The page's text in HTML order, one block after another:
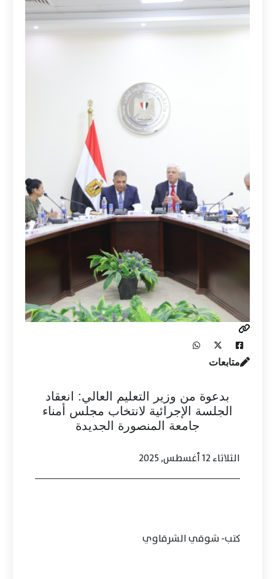
متابعات
بدعوة من وزير التعليم العالي: انعقاد
الجلسة الإجرائية لانتخاب مجلس أمناء
جامعة المنصورة الجديدة
الثلاثاء 12 أغسطس, 2025
كتب- شوقي الشرقاوي